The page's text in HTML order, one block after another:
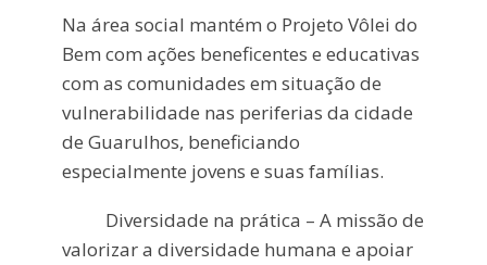
Na área social mantém o Projeto Vôlei do
Bem com ações beneficentes e educativas
com as comunidades em situação de
vulnerabilidade nas periferias da cidade
de Guarulhos, beneficiando
especialmente jovens e suas famílias.
Diversidade na prática – A missão de
valorizar a diversidade humana e apoiar